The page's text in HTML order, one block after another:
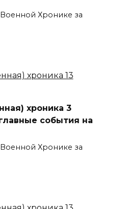
Хронике за
хроника 3
события на
Хронике за